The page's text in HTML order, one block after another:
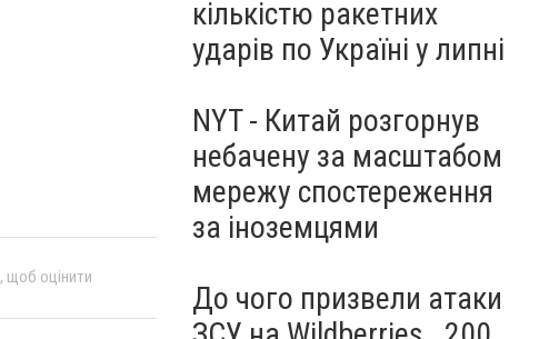
, щоб оцінити
кількістю ракетних
ударів по Україні у липні
NYT - Китай розгорнув
небачену за масштабом
мережу спостереження
за іноземцями
До чого призвели атаки